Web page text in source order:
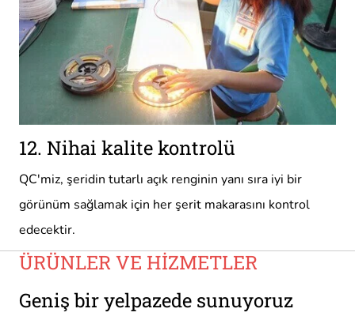
12. Nihai kalite kontrolü
QC'miz, şeridin tutarlı açık renginin yanı sıra iyi bir
görünüm sağlamak için her şerit makarasını kontrol
edecektir.
ÜRÜNLER VE HİZMETLER
Geniş bir yelpazede sunuyoruz